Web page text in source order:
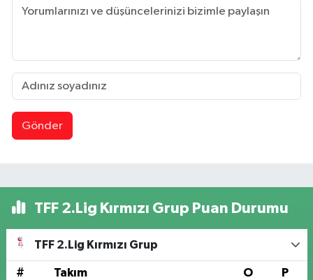
Gönder
TFF 2.Lig Kırmızı Grup Puan Durumu
TFF 2.Lig Kırmızı Grup
# Takım O P